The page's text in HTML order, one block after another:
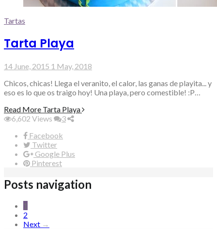
Tartas
Tarta Playa
14 June, 2015 1 May, 2018
Chicos, chicas! Llega el veranito, el calor, las ganas de playita... y
eso es lo que os traigo hoy! Una playa, pero comestible! :P…
Read More Tarta Playa
6,602 Views
3
Facebook
Twitter
Google Plus
Pinterest
Posts navigation
1
2
Next →